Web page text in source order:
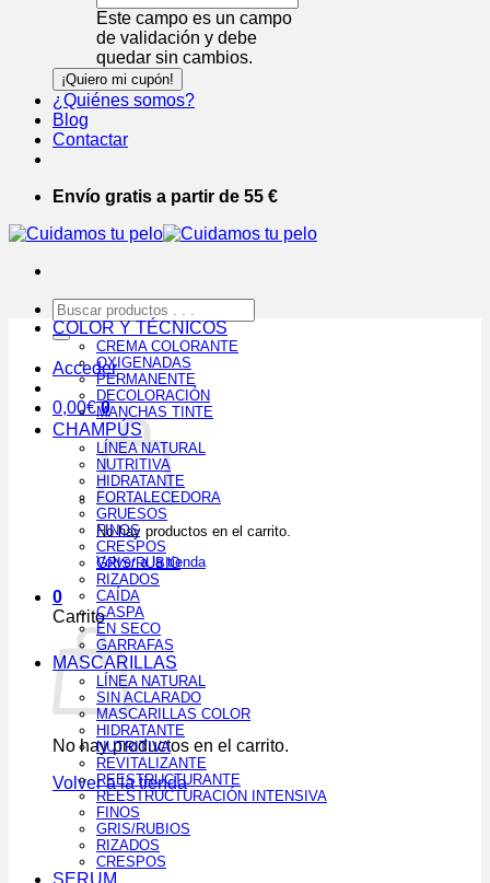
Este campo es un campo
de validación y debe
quedar sin cambios.
¿Quiénes somos?
Blog
Contactar
Envío gratis a partir de 55 €
Buscar
por:
Acceder
0,00€ 0
No hay productos en el carrito.
Volver a la tienda
0
Carrito
No hay productos en el carrito.
Volver a la tienda
COLOR Y TÉCNICOS
CREMA COLORANTE
OXIGENADAS
PERMANENTE
DECOLORACIÓN
MANCHAS TINTE
CHAMPÚS
LÍNEA NATURAL
NUTRITIVA
HIDRATANTE
FORTALECEDORA
GRUESOS
FINOS
CRESPOS
GRIS/RUBIO
RIZADOS
CAÍDA
CASPA
EN SECO
GARRAFAS
MASCARILLAS
LÍNEA NATURAL
SIN ACLARADO
MASCARILLAS COLOR
HIDRATANTE
NUTRITIVA
REVITALIZANTE
REESTRUCTURANTE
REESTRUCTURACIÓN INTENSIVA
FINOS
GRIS/RUBIOS
RIZADOS
CRESPOS